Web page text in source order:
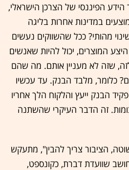
הידע הפיננסי של הצרכן הישראלי,
במדינות אחרות בליגה
מהותי? ככל שהשווקים נעשים
המוצרים, יכול להיות שאנשים
שזה לא מעניין אותם. מה שהם
כלומר, מלבד הבנק. עד עכשיו
הבנק ייעץ והלקוח הלך אחריו
זה הדבר העיקרי שהשתנה
הציבור צריך להבין", מתעקש
שוועדת דברת, כקונספט,